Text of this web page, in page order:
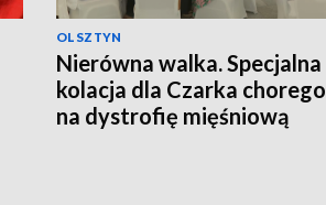
OLSZTYN
Nierówna walka. Specjalna
kolacja dla Czarka chorego
na dystrofię mięśniową